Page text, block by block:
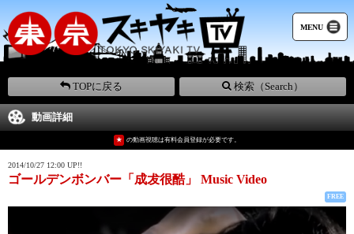
MENU
TOPに戻る 検索（Search）
動画詳細
★ の動画視聴は有料会員登録が必要です。
2014/10/27 12:00 UP!!
ゴールデンボンバー「成犮很酷」 Music Video
FREE